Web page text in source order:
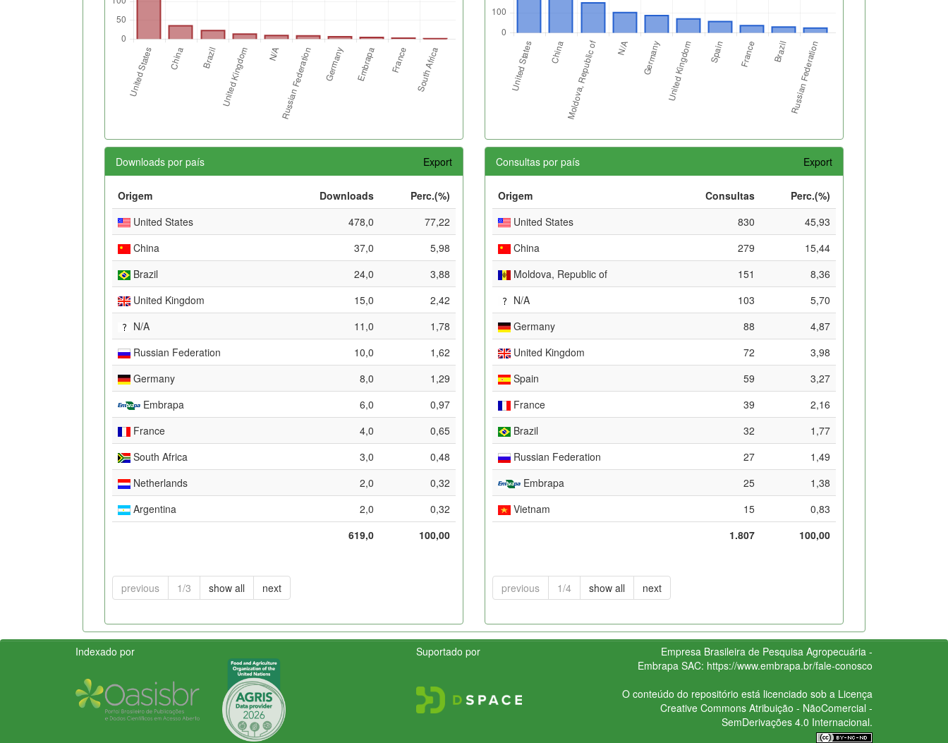
Downloads por país Export
Origem Downloads
Perc.(%)
United States
478,0
77,22
China
37,0
5,98
Brazil
24,0
3,88
United Kingdom
15,0
2,42
N/A
11,0
1,78
Russian Federation
10,0
1,62
Germany
8,0
1,29
Embrapa
6,0
0,97
France
4,0
0,65
South Africa
3,0
0,48
Netherlands
2,0
0,32
Argentina
2,0
0,32
619,0
100,00
previous 1/3 show all next
Consultas por país Export
Origem Consultas
Perc.(%)
United States
830
45,93
China
279
15,44
Moldova, Republic of
151
8,36
N/A
103
5,70
Germany
88
4,87
United Kingdom
72
3,98
Spain
59
3,27
France
39
2,16
Brazil
32
1,77
Russian Federation
27
1,49
Embrapa
25
1,38
Vietnam
15
0,83
1.807
100,00
previous 1/4 show all next
Indexado por Suportado por
Empresa Brasileira de Pesquisa Agropecuária -
Embrapa SAC: https://www.embrapa.br/fale-conosco
O conteúdo do repositório está licenciado sob a Licença
Creative CommonsAtribuição - NãoComercial -
SemDerivações 4.0 Internacional.